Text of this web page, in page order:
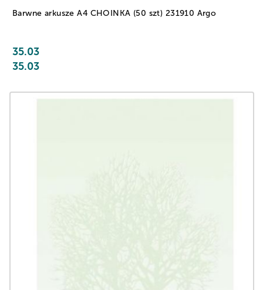
Barwne arkusze A4 CHOINKA (50 szt) 231910 Argo
35.03
35.03